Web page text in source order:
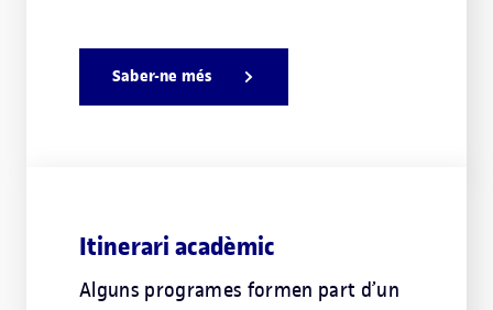
Saber-ne més
Itinerari acadèmic
Alguns programes formen part d’un